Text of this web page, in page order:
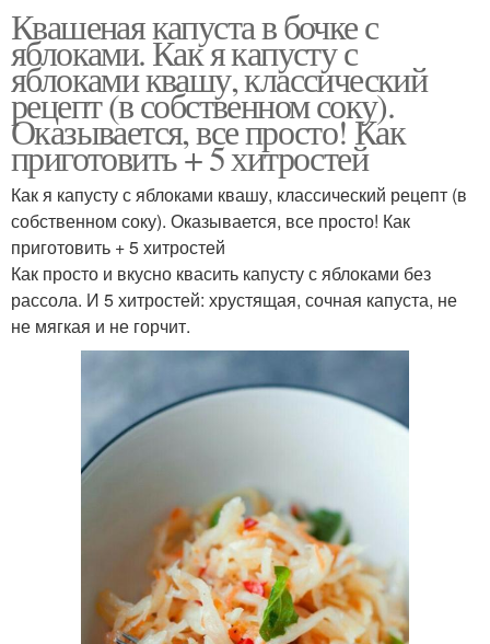
Квашеная капуста в бочке с
яблоками. Как я капусту с
яблоками квашу, классический
рецепт (в собственном соку).
Оказывается, все просто! Как
приготовить + 5 хитростей
Как я капусту с яблоками квашу, классический рецепт (в
собственном соку). Оказывается, все просто! Как
приготовить + 5 хитростей
Как просто и вкусно квасить капусту с яблоками без
рассола. И 5 хитростей: хрустящая, сочная капуста, не
не мягкая и не горчит.